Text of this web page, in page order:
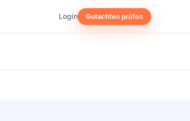
Login Gutachten prüfen